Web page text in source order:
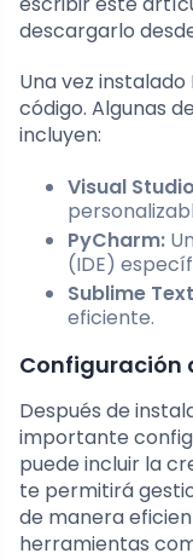
descargarlo
Una vez
código. Algunas
incluyen:
Visual
PyCharm:
(IDE)
Sublime
eficiente.
Configuración
Después de
importante
puede incluir la
te permitirá
de manera
herramientas